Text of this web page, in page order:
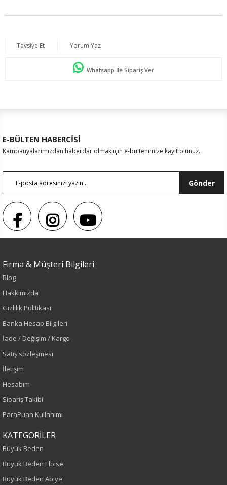
Renk
Sezon
İlkbahar-Yaz
Yaş Grubu
Kalıp
Tavsiye Et Yorum Yaz
Whatsapp İle Sipariş Ver
E-BÜLTEN HABERCİSİ
Kampanyalarımızdan haberdar olmak için e-bültenimize kayıt olunuz.
Gönder
Firma & Müşteri Bilgileri
Blog
Hakkımızda
Gizlilik Politikası
Banka Hesap Bilgileri
İade / Değişim / Kargo
Satış sözleşmesi
İletişim
Hesabım
Sipariş Takibi
ParaPuan Kullanımı
KATEGORİLER
Büyük Beden
Büyük Beden Elbise
Büyük Beden Abiye